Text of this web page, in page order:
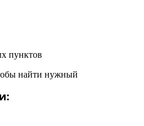
пунктов
найти нужный